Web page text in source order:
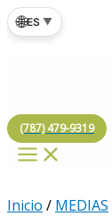
Ir
al
🌐ES ▼
(787) 479-9319
Inicio / MEDIAS